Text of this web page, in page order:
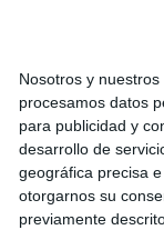
Nosotros y nuestros
procesamos datos
para publicidad y
desarrollo de
geográfica precisa
otorgarnos su
previamente